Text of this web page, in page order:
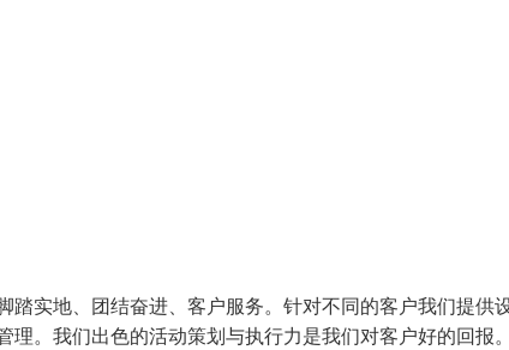
实地、团结奋进、客户服务。针对不同的客户我们提供
。我们出色的活动策划与执行力是我们对客户好的回报